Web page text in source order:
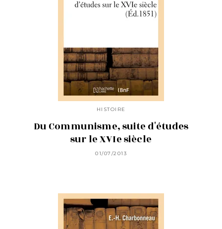
HISTOIRE
Du Communisme, suite d'études
sur le XVIe siècle
01/07/2013